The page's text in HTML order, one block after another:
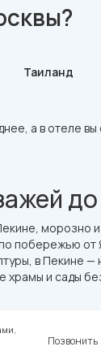
Таиланд
а в отеле вы
побережью
в Пекине
и сады
Позвонить